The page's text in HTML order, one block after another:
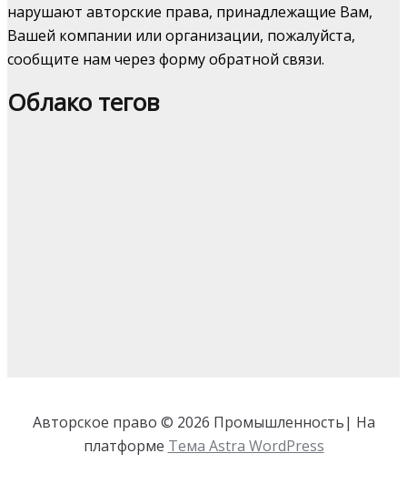
нарушают авторские права, принадлежащие Вам,
Вашей компании или организации, пожалуйста,
сообщите нам через форму обратной связи.
Облако тегов
Авторское право © 2026 Промышленность| На
платформе Тема Astra WordPress